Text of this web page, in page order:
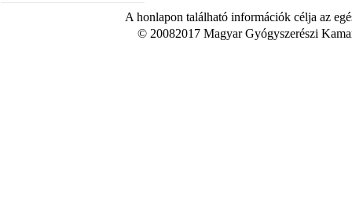
A honlapon található információk célja az
© 20082017 Magyar Gyógyszerészi